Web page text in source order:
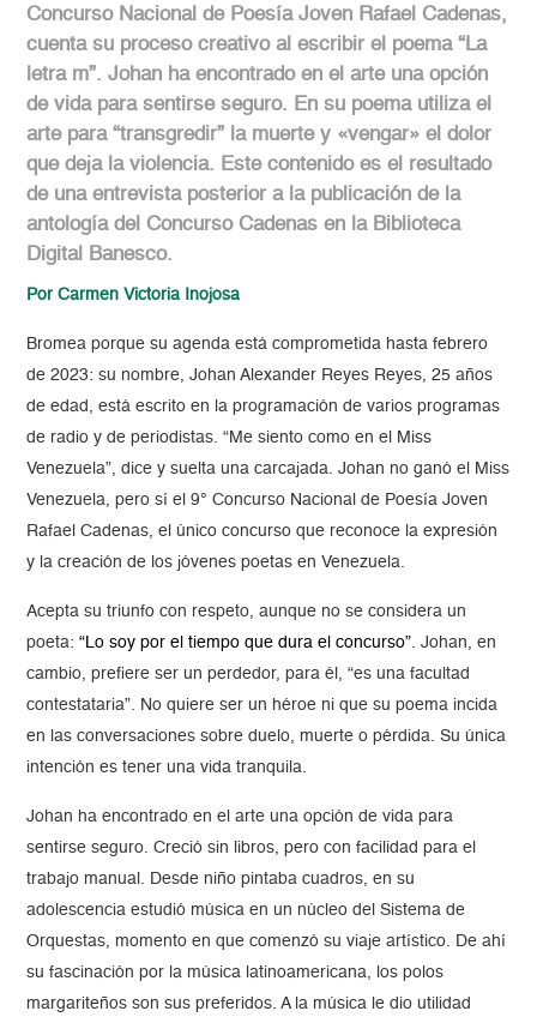
Concurso Nacional de Poesía Joven Rafael Cadenas,
cuenta su proceso creativo al escribir el poema “La
letra m”. Johan ha encontrado en el arte una opción
de vida para sentirse seguro. En su poema utiliza el
arte para “transgredir” la muerte y «vengar» el dolor
que deja la violencia. Este contenido es el resultado
de una entrevista posterior a la publicación de la
antología del Concurso Cadenas en la Biblioteca
Digital Banesco.
Por Carmen Victoria Inojosa
Bromea porque su agenda está comprometida hasta febrero
de 2023: su nombre, Johan Alexander Reyes Reyes, 25 años
de edad, está escrito en la programación de varios programas
de radio y de periodistas. “Me siento como en el Miss
Venezuela”, dice y suelta una carcajada. Johan no ganó el Miss
Venezuela, pero sí el 9° Concurso Nacional de Poesía Joven
Rafael Cadenas, el único concurso que reconoce la expresión
y la creación de los jóvenes poetas en Venezuela.
Acepta su triunfo con respeto, aunque no se considera un
poeta:“Lo soy por el tiempo que dura el concurso”. Johan, en
cambio, prefiere ser un perdedor, para él, “es una facultad
contestataria”. No quiere ser un héroe ni que su poema incida
en las conversaciones sobre duelo, muerte o pérdida. Su única
intención es tener una vida tranquila.
Johan ha encontrado en el arte una opción de vida para
sentirse seguro. Creció sin libros, pero con facilidad para el
trabajo manual. Desde niño pintaba cuadros, en su
adolescencia estudió música en un núcleo del Sistema de
Orquestas, momento en que comenzó su viaje artístico. De ahí
su fascinación por la música latinoamericana, los polos
margariteños son sus preferidos. A la música le dio utilidad